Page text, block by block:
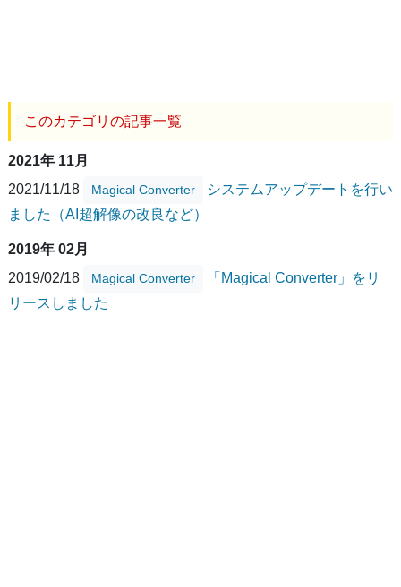
このカテゴリの記事一覧
2021年 11月
2021/11/18
Magical Converter
システムアップデートを行い
ました（AI超解像の改良など）
2019年 02月
2019/02/18
Magical Converter
「Magical Converter」をリ
リースしました